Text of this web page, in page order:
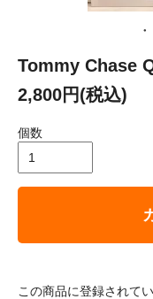
Tommy Chase
2,800円(税込)
個数
この商品に登録されて